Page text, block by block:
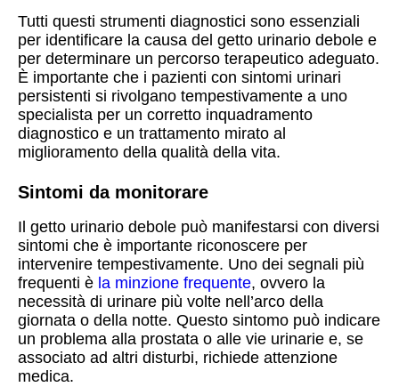
Tutti questi strumenti diagnostici sono essenziali
per identificare la causa del getto urinario debole e
per determinare un percorso terapeutico adeguato.
È importante che i pazienti con sintomi urinari
persistenti si rivolgano tempestivamente a uno
specialista per un corretto inquadramento
diagnostico e un trattamento mirato al
miglioramento della qualità della vita.
Sintomi da monitorare
Il getto urinario debole può manifestarsi con diversi
sintomi che è importante riconoscere per
intervenire tempestivamente. Uno dei segnali più
frequenti è la minzione frequente, ovvero la
necessità di urinare più volte nell’arco della
giornata o della notte. Questo sintomo può indicare
un problema alla prostata o alle vie urinarie e, se
associato ad altri disturbi, richiede attenzione
medica.